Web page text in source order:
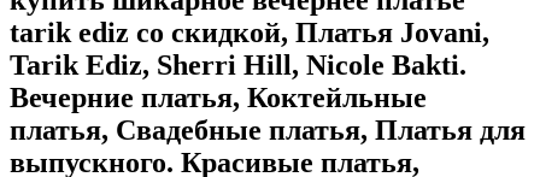
tarik ediz со скидкой, Платья Jovani,
Tarik Ediz, Sherri Hill, Nicole Bakti.
Вечерние платья, Коктейльные
платья, Свадебные платья, Платья для
выпускного. Красивые платья,